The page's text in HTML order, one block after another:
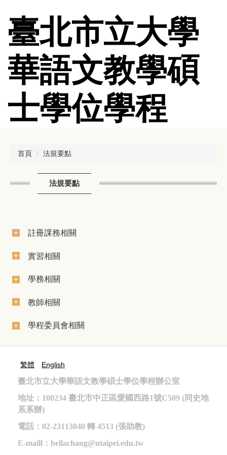
到
主
容
區
臺北市立大學
華語文教學碩
士學位學程
首頁 法規要點
法規要點
註冊課務相關
實習相關
學務相關
教師相關
學程委員會相關
繁體 English
臺北市立大學華語文教學碩士學位學程辦公室
地址：100234 臺北市中正區愛國西路1號C509 (同史地
系系辦)
電話：02-23113040 轉 4513 (張助教)
E-maill ：bellachang@utaipei.edu.tw